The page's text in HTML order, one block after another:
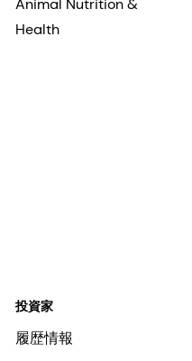
Animal Nutrition &
Health
投資家
履歴情報